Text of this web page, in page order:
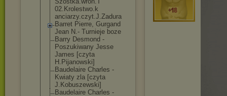
02.Krolestwo.k
anciarzy.czyt.J.Zadura
Barret Pierre, Gurgand
Jean N.- Turnieje boze
Barry Desmond -
Poszukiwany Jesse
James [czyta
H.Pijanowski]
Baudelaire Charles -
Kwiaty zla [czyta
J.Kobuszewski]
Baudelaire Charles -